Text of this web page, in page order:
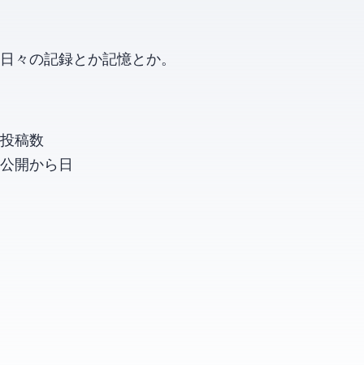
日々の記録とか記憶とか。
投稿数
公開から 日